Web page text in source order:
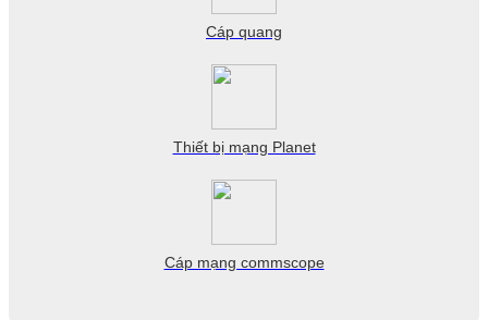
Cáp quang
Thiết bị mạng Planet
Cáp mạng commscope